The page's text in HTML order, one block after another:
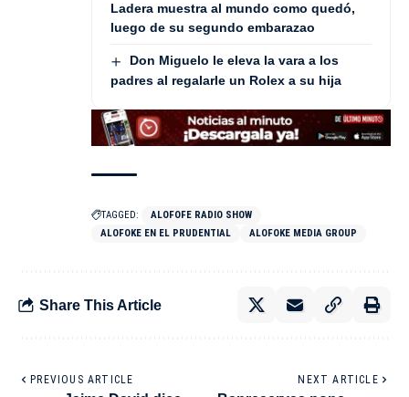
Ladera muestra al mundo como quedó,
luego de su segundo embarazao
Don Miguelo le eleva la vara a los
padres al regalarle un Rolex a su hija
TAGGED:
ALOFOFE RADIO SHOW
ALOFOKE EN EL PRUDENTIAL
ALOFOKE MEDIA GROUP
Share This Article
PREVIOUS ARTICLE NEXT ARTICLE